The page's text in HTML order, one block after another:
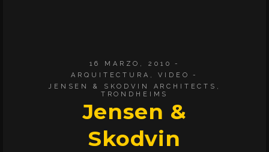
16 MARZO, 2010
ARQUITECTURA ,VIDEO
JENSEN & SKODVIN ARCHITECTS ,
TRONDHEIMS
Jensen &
Skodvin